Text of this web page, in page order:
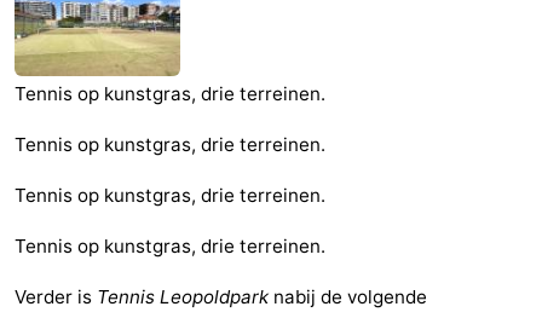
Garden
Blankenberge
(&
breakfasts)
Campings
Hotels
Vakantiehuizen
-
Beachside
-
Blankenberger
-
Tennis op kunstgras, drie terreinen.
Tennis op kunstgras, drie terreinen.
Tennis op kunstgras, drie terreinen.
Tennis op kunstgras, drie terreinen.
Verder is Tennis Leopoldpark nabij de volgende